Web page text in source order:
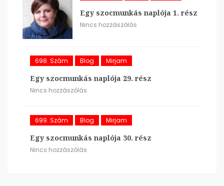
Egy szocmunkás naplója 1. rész
Nincs hozzászólás
698. Szám Blog Mirjam
Egy szocmunkás naplója 29. rész
Nincs hozzászólás
699. Szám Blog Mirjam
Egy szocmunkás naplója 30. rész
Nincs hozzászólás